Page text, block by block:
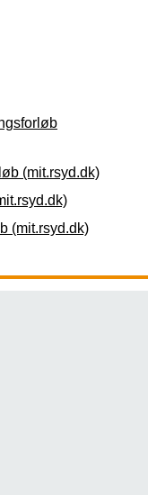
(mit.rsyd.dk)
(mit.rsyd.dk)